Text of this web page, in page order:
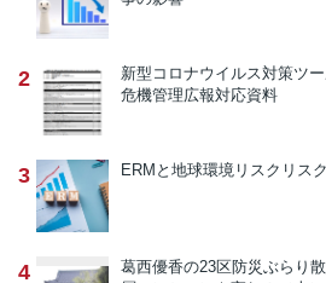
2 新型コロナウイルス対策ツ
危機管理広報対応資料
3 ERMと地球環境リスク リス
4 葛西優香の23区防災ぶらり